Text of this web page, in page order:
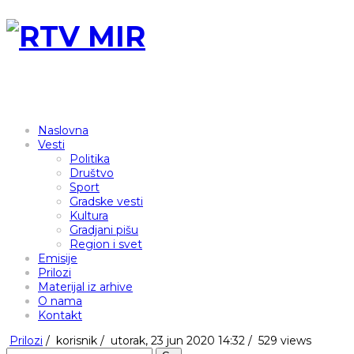
Naslovna
Vesti
Politika
Društvo
Sport
Gradske vesti
Kultura
Gradjani pišu
Region i svet
Emisije
Prilozi
Materijal iz arhive
O nama
Kontakt
Prilozi / korisnik / utorak, 23 jun 2020 14:32 / 529 views